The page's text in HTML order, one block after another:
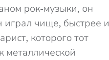
рок-музыки, он
играл чище, быстрее и
которого тот
металлической